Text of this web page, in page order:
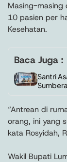
Masing-masing
10 pasien per
Kesehatan.
Baca Juga :
Santri
“Antrean di
orang, ini yang
kata Rosyidah,
Wakil Bupati